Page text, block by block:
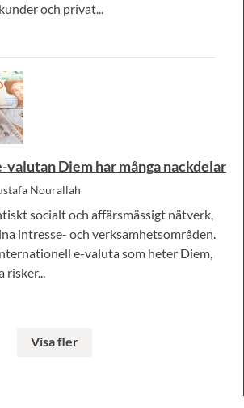
och privat...
Diem har många nackdelar
Nourallah
socialt och affärsmässigt nätverk,
intresse- och verksamhetsområden.
e-valuta som heter Diem,
risker...
Visa fler